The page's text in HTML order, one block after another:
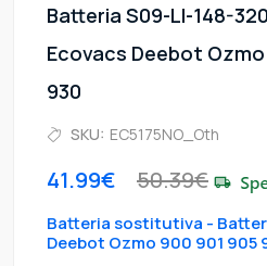
Batteria S09-LI-148-
Ecovacs Deebot
930
SKU: EC5175NO_Oth
41.99€ 50.39€
Batteria sostitutiva -
Deebot Ozmo 900 901 905